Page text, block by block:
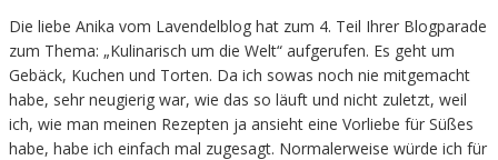
Die liebe Anika vom Lavendelblog hat zum 4. Teil Ihrer Blogparade
zum Thema: „Kulinarisch um die Welt“ aufgerufen. Es geht um
Gebäck, Kuchen und Torten. Da ich sowas noch nie mitgemacht
habe, sehr neugierig war, wie das so läuft und nicht zuletzt, weil
ich, wie man meinen Rezepten ja ansieht eine Vorliebe für Süßes
habe, habe ich einfach mal zugesagt. Normalerweise würde ich für